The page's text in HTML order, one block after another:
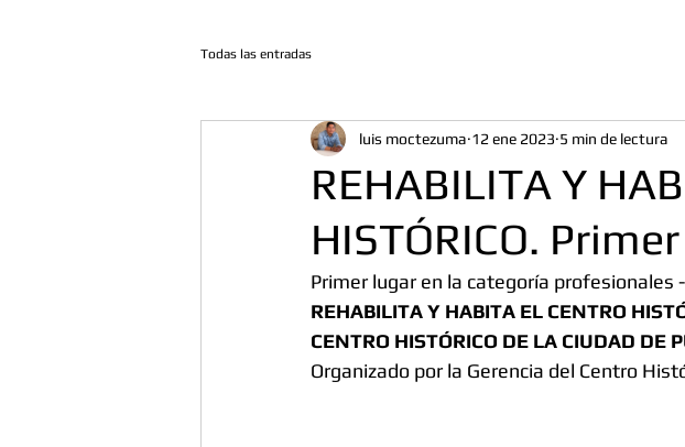
Todas las entradas
REHABILITA Y
HISTÓRICO.
luis moctezuma 12 ene 2023 5 min de lectura
Primer lugar en la categoría profesionales
REHABILITA Y HABITA EL CENTRO
CENTRO HISTÓRICO DE LA CIUDAD DE
Organizado por la Gerencia del Centro